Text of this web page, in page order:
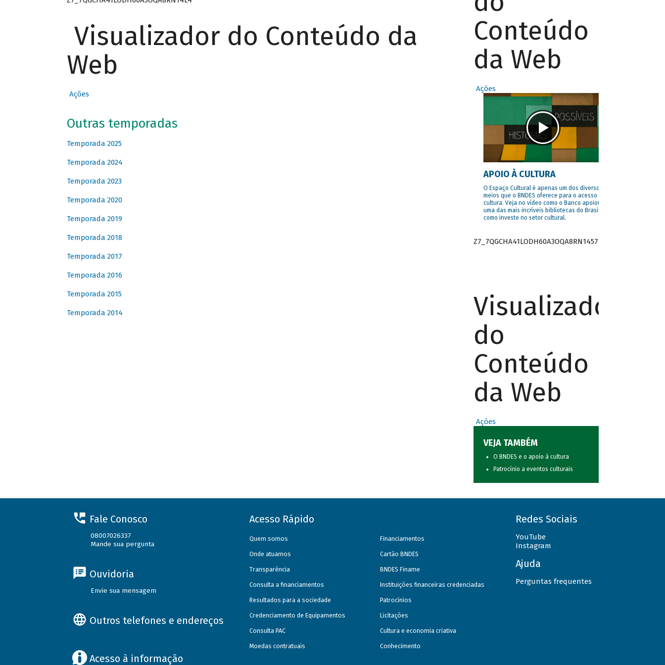
Visualizador do Conteúdo da
Web
Ações
Outras temporadas
Temporada 2025
Temporada 2024
Temporada 2023
Temporada 2020
Temporada 2019
Temporada 2018
Temporada 2017
Temporada 2016
Temporada 2015
Temporada 2014
Conteúdo
da Web
Ações
APOIO À CULTURA
O Espaço Cultural é apenas um dos diversos
meios que o BNDES oferece para o acesso à
cultura. Veja no vídeo como o Banco apoiou
uma das mais incríveis bibliotecas do Brasil e
como investe no setor cultural.
Z7_7QGCHA41LODH60A3OQA8RN1457
Visualizador
do
Conteúdo
da Web
Ações
VEJA TAMBÉM
O BNDES e o apoio à cultura
Patrocínio a eventos culturais
Fale Conosco
08007026337
Mande sua pergunta
Ouvidoria
Envie sua mensagem
Outros telefones e endereços
Acesso à informação
Acesso Rápido
Quem somos
Onde atuamos
Transparência
Consulta a financiamentos
Resultados para a sociedade
Credenciamento de Equipamentos
Consulta PAC
Moedas contratuais
Financiamentos
Cartão BNDES
BNDES Finame
Instituições financeiras credenciadas
Patrocínios
Licitações
Cultura e economia criativa
Conhecimento
Redes Sociais
YouTube
Instagram
Ajuda
Perguntas frequentes